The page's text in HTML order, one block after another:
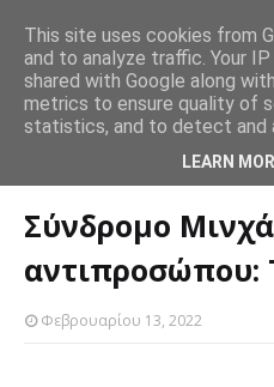
Ο εθελοντισμός και άλλες
αυτόν που βοηθάει.
SLIDER
Θέλεις να χάσεις βάρος;
γεύματα επανειλημμένα
SLIDER
Σύνδρομο
Σύνδρομο
αντιπροσώπου:
Φεβρουαρίου 13, 2022
This site uses cookies from
and to analyze traffic. Your
shared with Google along
metrics to ensure quality of
statistics, and to detect and
LEARN